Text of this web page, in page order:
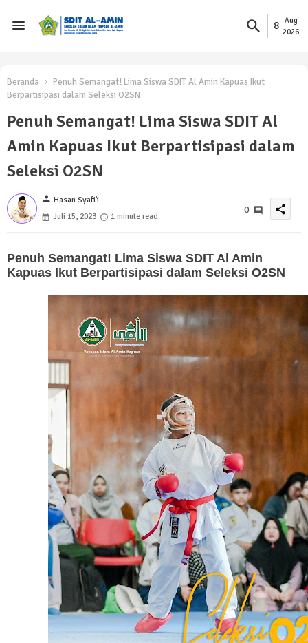
8
Aug
2026
Beranda
Penuh Semangat! Lima Siswa SDIT Al Amin Kapuas Ikut
Berpartisipasi dalam Seleksi O2SN
Penuh Semangat! Lima Siswa SDIT Al
Amin Kapuas Ikut Berpartisipasi dalam
Seleksi O2SN
person Hasan Syafi'i
Juli 15, 2023
1 minute read
0 share
Penuh Semangat! Lima Siswa SDIT Al Amin
Kapuas Ikut Berpartisipasi dalam Seleksi O2SN